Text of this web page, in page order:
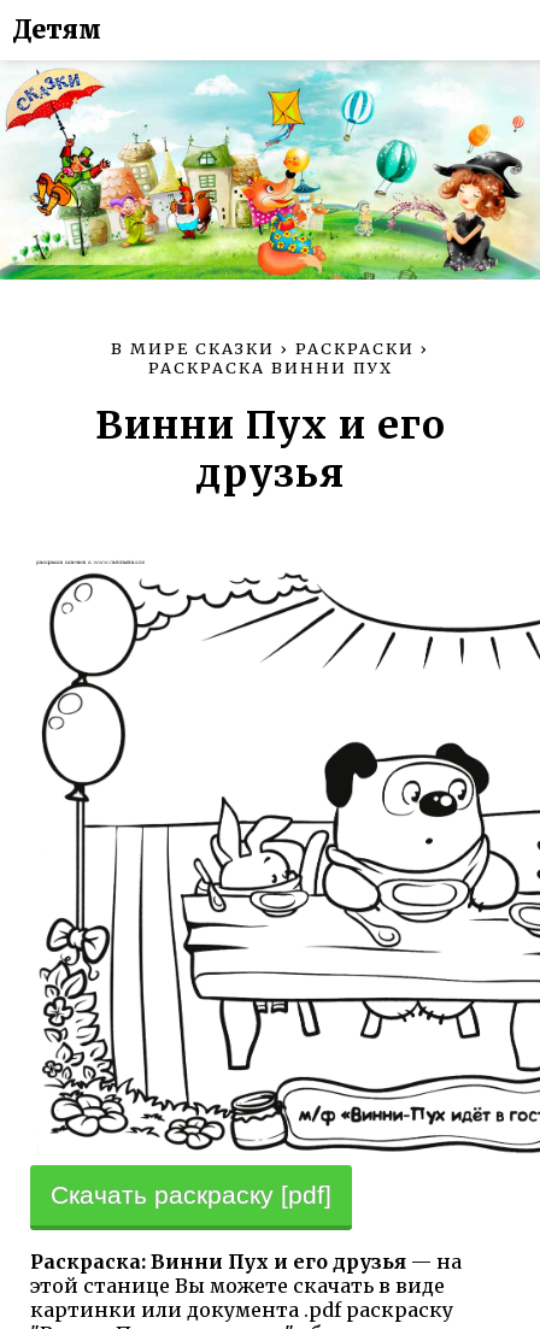
Детям
В МИРЕ СКАЗКИ › РАСКРАСКИ ›
РАСКРАСКА ВИННИ ПУХ
Винни Пух и его
друзья
Скачать раскраску [pdf]
Раскраска: Винни Пух и его друзья — на
этой станице Вы можете скачать в виде
картинки или документа .pdf раскраску